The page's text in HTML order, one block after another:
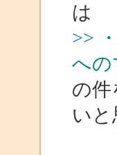
は
>>
への
の件
いと